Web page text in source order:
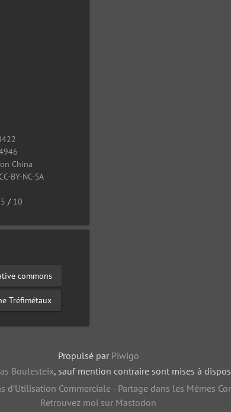
China
CC-BY-NC-SA
/ 10
commons
Tréfimétaux
Propulsé par Piwigo
Boulesteix, sauf mention contraire sont mises à
d’Utilisation Commerciale - Partage dans les Mêmes
Retrouvez moi sur Mastodon